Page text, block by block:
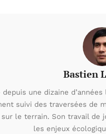
Bastien
une dizaine
suivi des traversées de
le terrain. Son travail de
les enjeux